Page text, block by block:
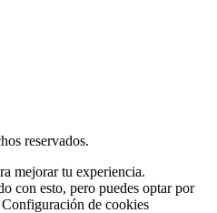
reservados.
mejorar tu experiencia.
con esto, pero puedes optar por
Configuración de cookies